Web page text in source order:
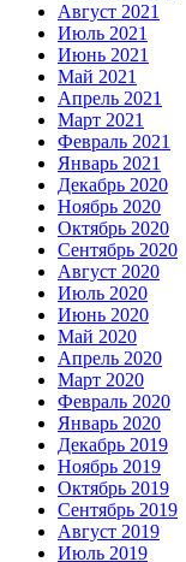
Август 2021
Июль 2021
Июнь 2021
Май 2021
Апрель 2021
Март 2021
Февраль 2021
Январь 2021
Декабрь 2020
Ноябрь 2020
Октябрь 2020
Сентябрь 2020
Август 2020
Июль 2020
Июнь 2020
Май 2020
Апрель 2020
Март 2020
Февраль 2020
Январь 2020
Декабрь 2019
Ноябрь 2019
Октябрь 2019
Сентябрь 2019
Август 2019
Июль 2019